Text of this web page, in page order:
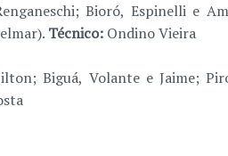
Bioró, Espinelli e
Técnico: Ondino Vieira
Biguá, Volante e Jaime;